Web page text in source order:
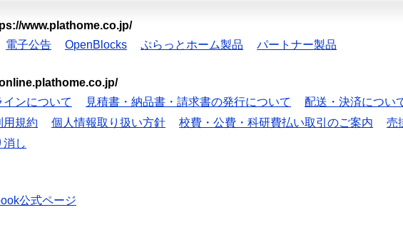
www.plathome.co.jp/
電子公告 OpenBlocks ぷらっとホーム製品 パートナー製品
ンについて 見積書・納品書・請求書の発行について 配送・決済につい
用規約 個人情報取り扱い方針 校費・公費・科研費払い取引のご案内 売
消し
公式ページ